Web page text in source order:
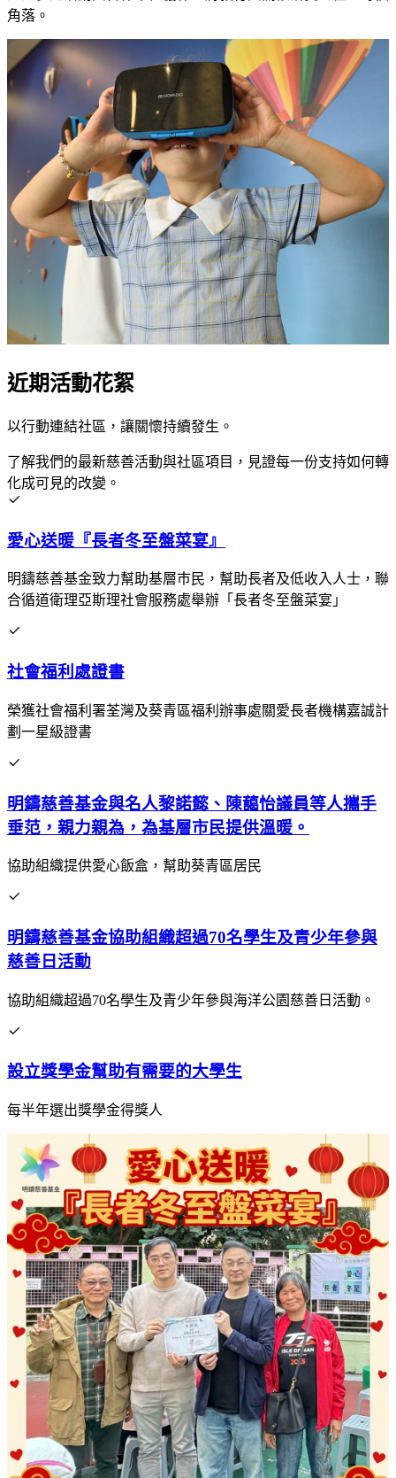
角落。
近期活動花絮
以行動連結社區，讓關懷持續發生。
了解我們的最新慈善活動與社區項目，見證每一份支持如何轉
化成可見的改變。
愛心送暖『長者冬至盤菜宴』
明鑄慈善基金致力幫助基層巿民，幫助長者及低收入人士，聯
合循道衛理亞斯理社會服務處舉辦「長者冬至盤菜宴」
社會福利處證書
榮獲社會福利署荃灣及葵青區福利辦事處關愛長者機構嘉誠計
劃一星級證書
明鑄慈善基金與名人黎諾懿、陳藹怡議員等人攜手
垂范，親力親為，為基層市民提供溫暖。
協助組織提供愛心飯盒，幫助葵青區居民
明鑄慈善基金協助組織超過70名學生及青少年參與
慈善日活動
協助組織超過70名學生及青少年參與海洋公園慈善日活動。
設立獎學金幫助有需要的大學生
每半年選出獎學金得獎人